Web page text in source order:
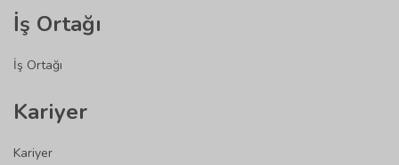
İş Ortağı
İş Ortağı
Kariyer
Kariyer